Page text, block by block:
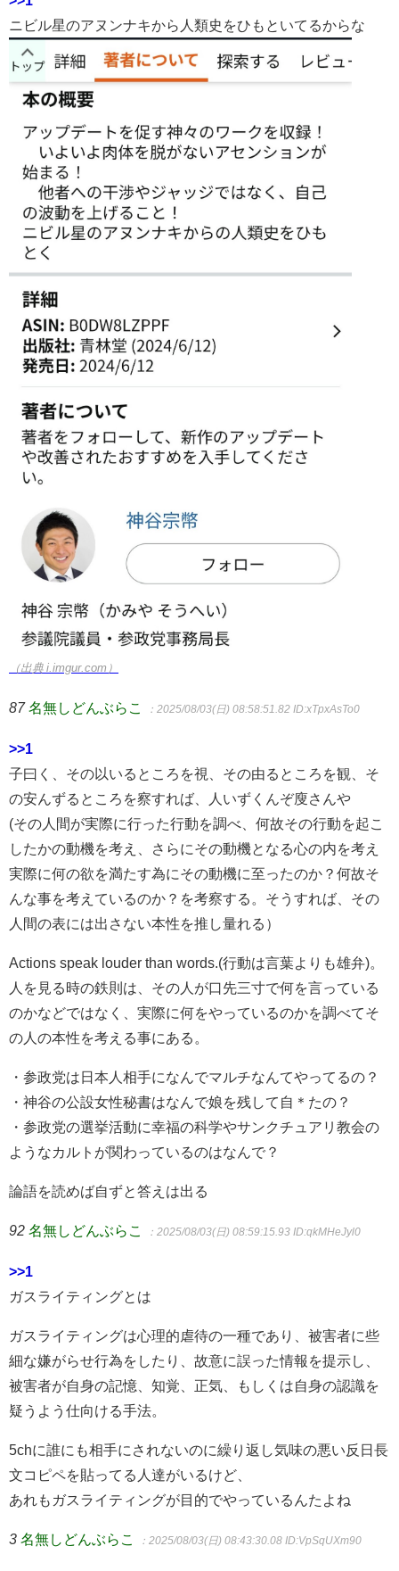
ニビル星のアヌンナキから人類史をひもといてるからな
（出典 i.imgur.com）
87 名無しどんぶらこ ：2025/08/03(日) 08:58:51.82 ID:xTpxAsTo0
>>1
子曰く、その以いるところを視、その由るところを観、そ
の安んずるところを察すれば、人いずくんぞ廋さんや
(その人間が実際に行った行動を調べ、何故その行動を起こ
したかの動機を考え、さらにその動機となる心の内を考え
実際に何の欲を満たす為にその動機に至ったのか？何故そ
んな事を考えているのか？を考察する。そうすれば、その
人間の表には出さない本性を推し量れる）
Actions speak louder than words.(行動は言葉よりも雄弁)。
人を見る時の鉄則は、その人が口先三寸で何を言っている
のかなどではなく、実際に何をやっているのかを調べてそ
の人の本性を考える事にある。
・参政党は日本人相手になんでマルチなんてやってるの？
・神谷の公設女性秘書はなんで娘を残して自＊たの？
・参政党の選挙活動に幸福の科学やサンクチュアリ教会の
ようなカルトが関わっているのはなんで？
論語を読めば自ずと答えは出る
92 名無しどんぶらこ ：2025/08/03(日) 08:59:15.93 ID:qkMHeJyl0
>>1
ガスライティングとは
ガスライティングは心理的虐待の一種であり、被害者に些
細な嫌がらせ行為をしたり、故意に誤った情報を提示し、
被害者が自身の記憶、知覚、正気、もしくは自身の認識を
疑うよう仕向ける手法。
5chに誰にも相手にされないのに繰り返し気味の悪い反日長
文コピペを貼ってる人達がいるけど、
あれもガスライティングが目的でやっているんたよね
3 名無しどんぶらこ ：2025/08/03(日) 08:43:30.08 ID:VpSqUXm90